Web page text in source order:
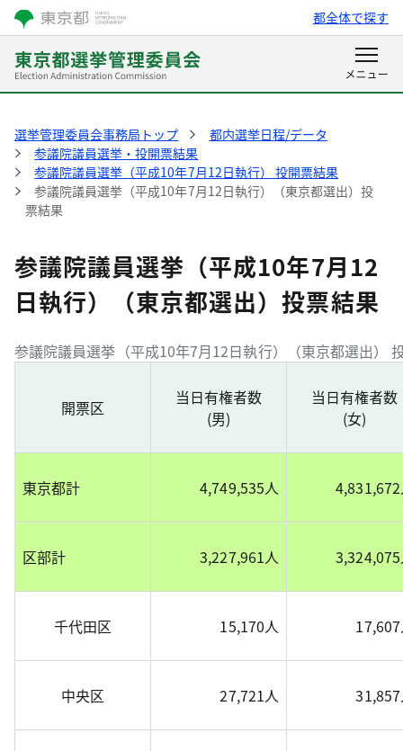
都全体で探す
選挙管理委員会事務局トップ
都内選挙日程/データ
参議院議員選挙・投開票結果
参議院議員選挙（平成10年7月12日執行） 投開票結果
参議院議員選挙（平成10年7月12日執行）（東京都選出）投
票結果
参議院議員選挙（平成10年7月12
日執行）（東京都選出）投票結果
参議院議員選挙（平成10年7月12日執行）（東京都選出）
開票区
当日有権者数
(男)
当日有権者数
(女)
東京都計 4,749,535人
区部計 3,227,961人
千代田区 15,170人
中央区 27,721人